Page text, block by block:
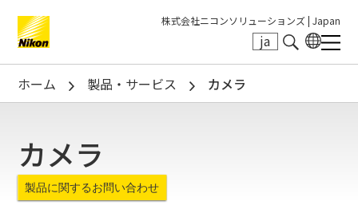
株式会社ニコンソリューションズ | Japan
ja
Search keyword(s)
ホーム 製品・サービス カメラ
カメラ
製品に関するお問い合わせ